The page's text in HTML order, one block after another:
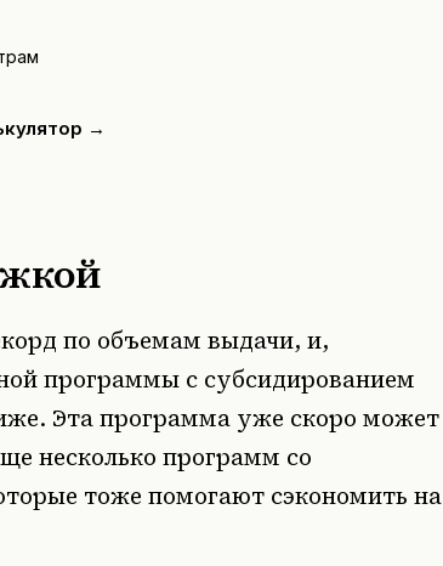
→
по объемам выдачи, и,
программы с субсидированием
Эта программа уже скоро может
несколько программ со
тоже помогают сэкономить на